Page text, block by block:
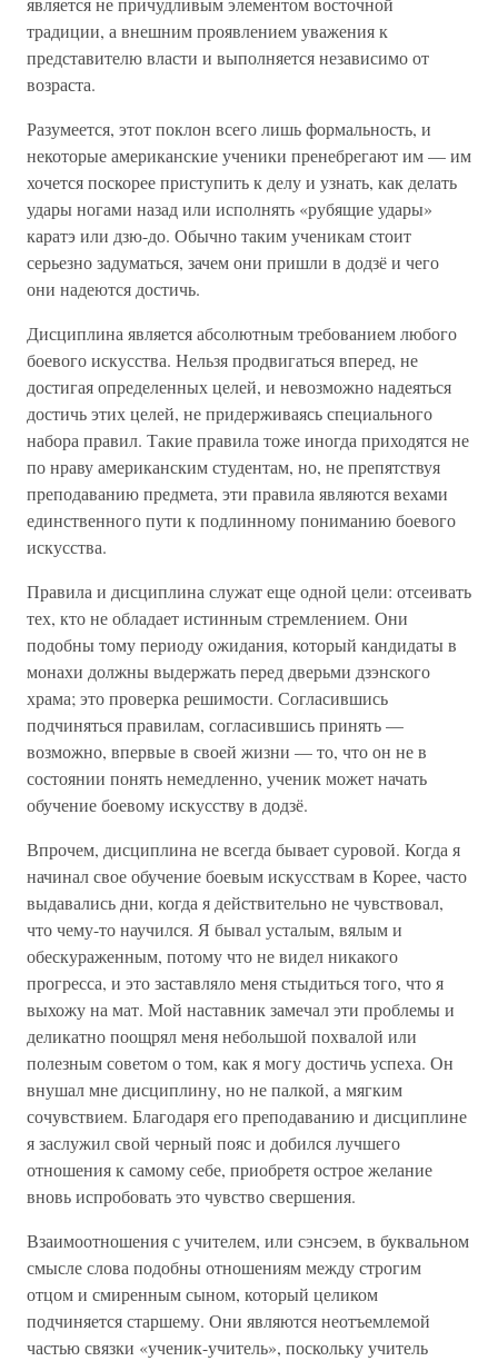
традиции, а внешним проявлением уважения к
представителю власти и выполняется независимо от
возраста.
Разумеется, этот поклон всего лишь формальность, и
некоторые американские ученики пренебрегают им — им
хочется поскорее приступить к делу и узнать, как делать
удары ногами назад или исполнять «рубящие удары»
каратэ или дзю-до. Обычно таким ученикам стоит
серьезно задуматься, зачем они пришли в додзё и чего
они надеются достичь.
Дисциплина является абсолютным требованием любого
боевого искусства. Нельзя продвигаться вперед, не
достигая определенных целей, и невозможно надеяться
достичь этих целей, не придерживаясь специального
набора правил. Такие правила тоже иногда приходятся не
по нраву американским студентам, но, не препятствуя
преподаванию предмета, эти правила являются вехами
единственного пути к подлинному пониманию боевого
искусства.
Правила и дисциплина служат еще одной цели: отсеивать
тех, кто не обладает истинным стремлением. Они
подобны тому периоду ожидания, который кандидаты в
монахи должны выдержать перед дверьми дзэнского
храма; это проверка решимости. Согласившись
подчиняться правилам, согласившись принять —
возможно, впервые в своей жизни — то, что он не в
состоянии понять немедленно, ученик может начать
обучение боевому искусству в додзё.
Впрочем, дисциплина не всегда бывает суровой. Когда я
начинал свое обучение боевым искусствам в Корее, часто
выдавались дни, когда я действительно не чувствовал,
что чему-то научился. Я бывал усталым, вялым и
обескураженным, потому что не видел никакого
прогресса, и это заставляло меня стыдиться того, что я
выхожу на мат. Мой наставник замечал эти проблемы и
деликатно поощрял меня небольшой похвалой или
полезным советом о том, как я могу достичь успеха. Он
внушал мне дисциплину, но не палкой, а мягким
сочувствием. Благодаря его преподаванию и дисциплине
я заслужил свой черный пояс и добился лучшего
отношения к самому себе, приобретя острое желание
вновь испробовать это чувство свершения.
Взаимоотношения с учителем, или сэнсэем, в буквальном
смысле слова подобны отношениям между строгим
отцом и смиренным сыном, который целиком
подчиняется старшему. Они являются неотъемлемой
частью связки «ученик-учитель», поскольку учитель